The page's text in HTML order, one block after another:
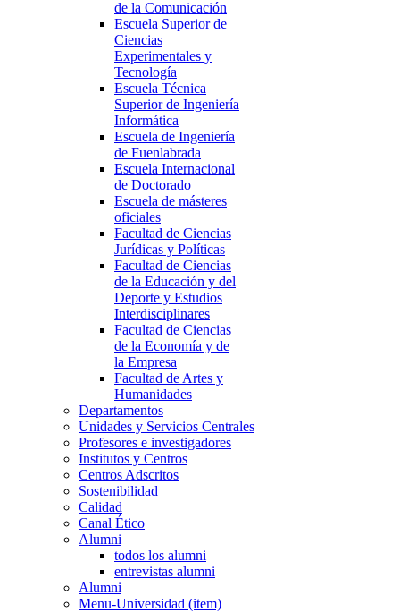
de la Comunicación
Escuela Superior de
Ciencias
Experimentales y
Tecnología
Escuela Técnica
Superior de Ingeniería
Informática
Escuela de Ingeniería
de Fuenlabrada
Escuela Internacional
de Doctorado
Escuela de másteres
oficiales
Facultad de Ciencias
Jurídicas y Políticas
Facultad de Ciencias
de la Educación y del
Deporte y Estudios
Interdisciplinares
Facultad de Ciencias
de la Economía y de
la Empresa
Facultad de Artes y
Humanidades
Departamentos
Unidades y Servicios Centrales
Profesores e investigadores
Institutos y Centros
Centros Adscritos
Sostenibilidad
Calidad
Canal Ético
Alumni
todos los alumni
entrevistas alumni
Alumni
Menu-Universidad (item)